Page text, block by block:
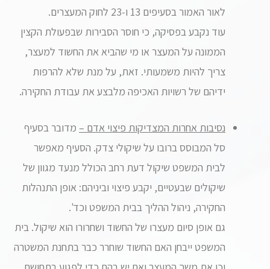
לאור האמור בסעיפים 13 ו-23 לחוק המעצרים.
עוד נקבע בפסיקה, כי חוסר הסבירות שבפעולת הקצין
הממונה על המעצר או מי שהביא את החשוד למעצר,
צריך להיות משמעותי. זאת, על מנת שלא להרפות
ידיהם של רשויות האכיפה מלבצע את עבודת החקירה.
נסיבות אחרות המצדיקות פיצוי אדם – מדובר בסעיף
סל המבוסס ברובו על שיקולי צדק. הסעיף מאפשר
לבית המשפט שיקול דעת רחב הכולל מנעד מגוון של
שיקולים שבעטיים, יקבע פיצוי וביניהם: אופן התנהלות
החקירה, ניהול ההליך בבית המשפט וכד'.
גם אופן סיום מעצרו של החשוד ושחרורו הוא שיקול. בית
המשפט ייבחן האם החשוד שוחרר כבר בתחנת המשטרה